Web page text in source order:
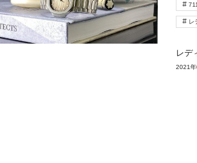
レ
レデ
2021年